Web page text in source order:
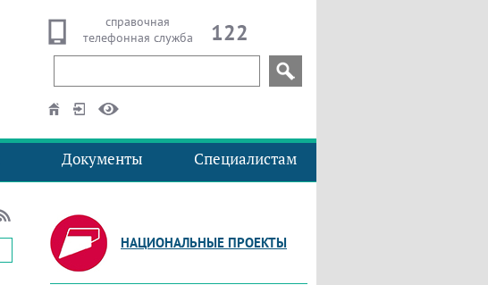
справочная
телефонная служба
122
Документы Специалистам
НАЦИОНАЛЬНЫЕ ПРОЕКТЫ